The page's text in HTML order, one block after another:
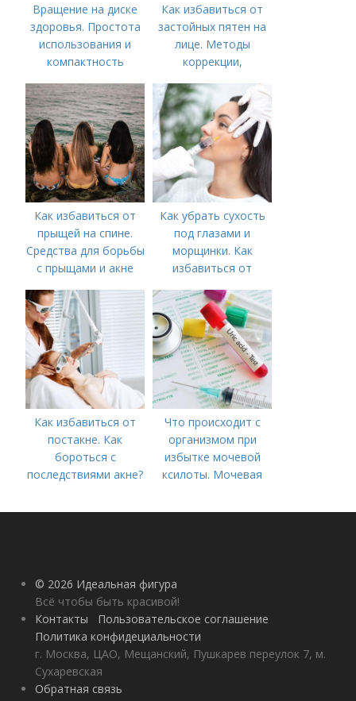
Вращение на диске
здоровья. Простота
использования и
компактность
Как избавиться от
застойных пятен на
лице. Методы
коррекции,
акне и удаления
рубцов и шрамов
постакне
Как избавиться от
прыщей на спине.
Средства для борьбы
с прыщами и акне
Как убрать сухость
под глазами и
морщинки. Как
избавиться от
косметологические
процедуры
Как избавиться от
постакне. Как
бороться с
последствиями акне?
Что происходит с
организмом при
избытке мочевой
ксилоты. Мочевая
норма и отклонения
© 2026 Идеальная фигура
Всё чтобы быть красивой!
Контакты
Пользовательское соглашение
Политика конфидециальности
г. Москва, ЦАО, Мещанский, Пушкарев переулок 7, м.
Сухаревская
Обратная связь